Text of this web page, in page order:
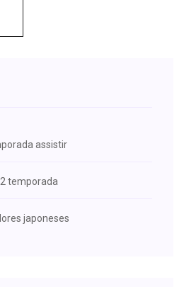
assistir
temporada
japoneses